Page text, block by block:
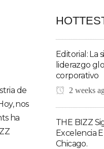
de
nos
ha
Editorial: La
liderazgo
corporativo
2 weeks
THE BIZZ
Excelencia
Chicago.